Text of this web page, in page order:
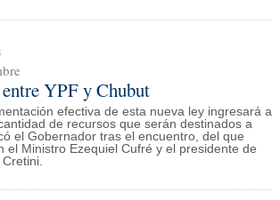
YPF y Chubut
efectiva de esta nueva ley ingresará a
de recursos que serán destinados a
el Gobernador tras el encuentro, del que
el Ministro Ezequiel Cufré y el presidente de